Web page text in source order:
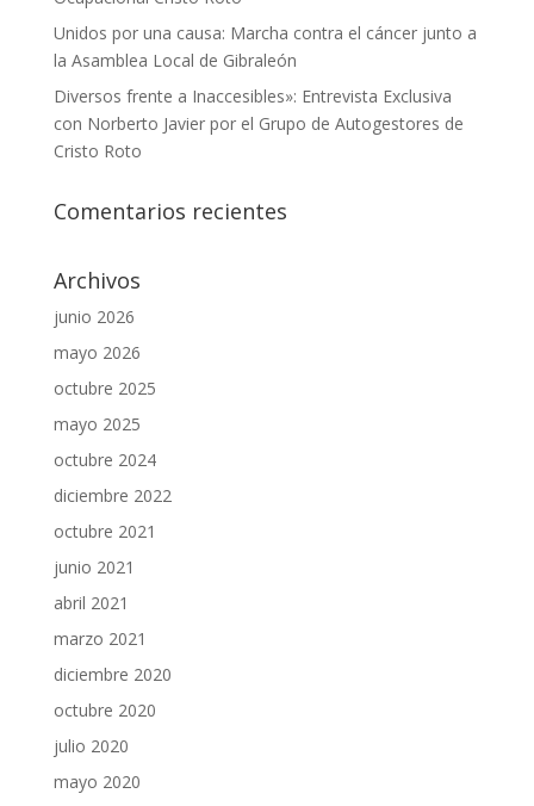
Unidos por una causa: Marcha contra el cáncer junto a
la Asamblea Local de Gibraleón
Diversos frente a Inaccesibles»: Entrevista Exclusiva
con Norberto Javier por el Grupo de Autogestores de
Cristo Roto
Comentarios recientes
Archivos
junio 2026
mayo 2026
octubre 2025
mayo 2025
octubre 2024
diciembre 2022
octubre 2021
junio 2021
abril 2021
marzo 2021
diciembre 2020
octubre 2020
julio 2020
mayo 2020